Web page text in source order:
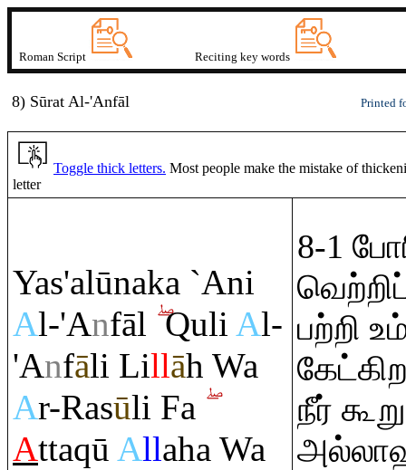
Roman Script Reciting key words
8) Sūrat Al-'Anfāl Printed
Toggle thick letters. Most people make the mistake of
letter
Yas'alūnaka `Ani
Al-'Anfāl Quli Al-
'Anfāli Lillāh Wa
Ar-Rasūli Fa
Attaqū Allaha Wa
8-1
பற்றி
நீர்